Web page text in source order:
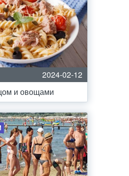
2024-02-12
и овощами